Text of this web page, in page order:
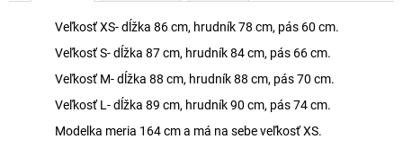
Veľkosť XS- dĺžka 86 cm, hrudník 78 cm, pás 60 cm.
Veľkosť S- dĺžka 87 cm, hrudník 84 cm, pás 66 cm.
Veľkosť M- dĺžka 88 cm, hrudník 88 cm, pás 70 cm.
Veľkosť L- dĺžka 89 cm, hrudník 90 cm, pás 74 cm.
Modelka meria 164 cm a má na sebe veľkosť XS.